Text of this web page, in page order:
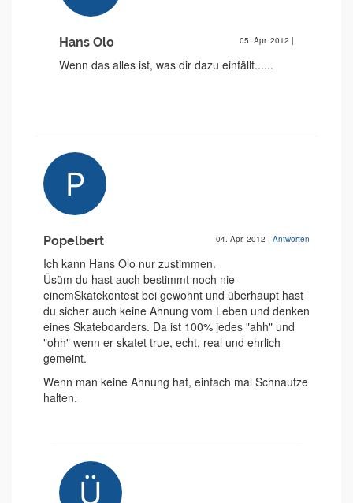
Hans Olo 05. Apr. 2012 |
Wenn das alles ist, was dir dazu einfällt......
Popelbert 04. Apr. 2012 | Antworten
Ich kann Hans Olo nur zustimmen.
Üsüm du hast auch bestimmt noch nie
einemSkatekontest bei gewohnt und überhaupt hast
du sicher auch keine Ahnung vom Leben und denken
eines Skateboarders. Da ist 100% jedes "ahh" und
"ohh" wenn er skatet true, echt, real und ehrlich
gemeint.
Wenn man keine Ahnung hat, einfach mal Schnautze
halten.